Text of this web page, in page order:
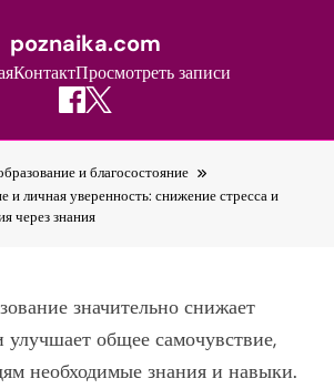
poznaika.com
КонтактПросмотреть записи
и благосостояние
и личная уверенность: снижение стресса и
через знания
значительно снижает
улучшает общее самочувствие,
необходимые знания и навыки.